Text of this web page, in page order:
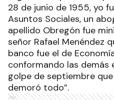
28 de junio de 1955, yo
Asuntos Sociales, un
apellido Obregón fue
señor Rafael Menéndez
banco fue el de
conformando las demás
golpe de septiembre
demoró todo”.
Ads